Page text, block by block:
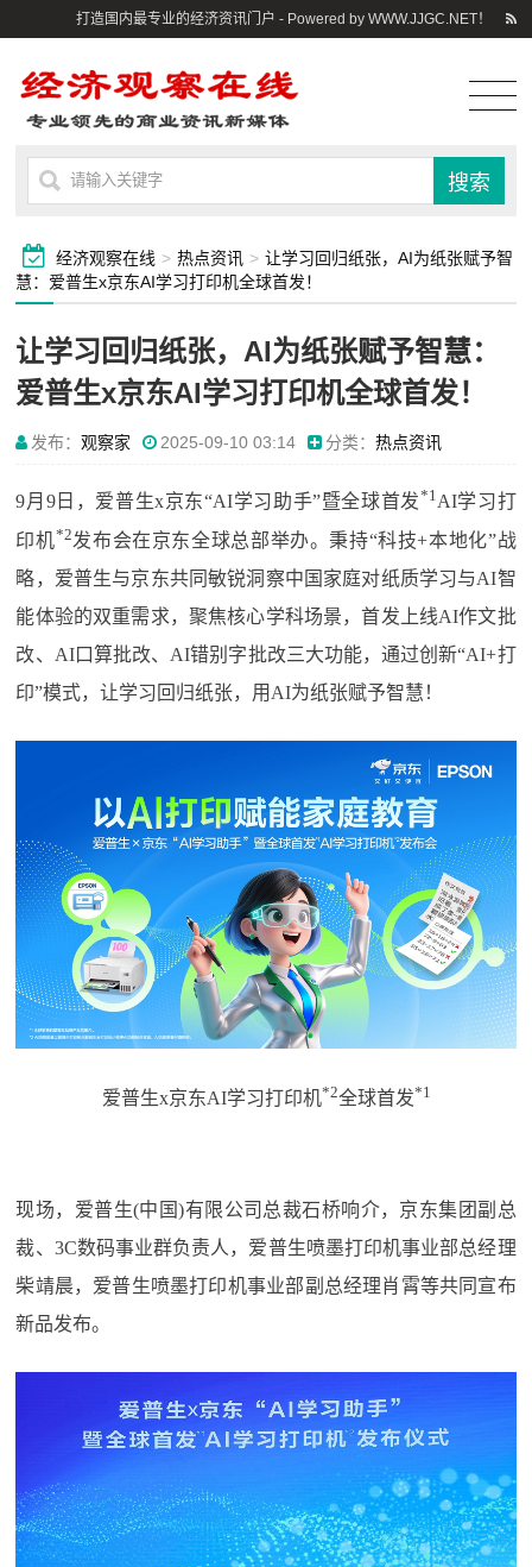
打造国内最专业的经济资讯门户 - Powered by WWW.JJGC.NET！
经济观察在线 > 热点资讯 > 让学习回归纸张，AI为纸张赋予智
慧：爱普生x京东AI学习打印机全球首发！
让学习回归纸张，AI为纸张赋予智慧：
爱普生x京东AI学习打印机全球首发！
发布：观察家 2025-09-10 03:14 分类：热点资讯
9月9日，爱普生x京东“AI学习助手”暨全球首发*1AI学习打
印机*2发布会在京东全球总部举办。秉持“科技+本地化”战
略，爱普生与京东共同敏锐洞察中国家庭对纸质学习与AI智
能体验的双重需求，聚焦核心学科场景，首发上线AI作文批
改、AI口算批改、AI错别字批改三大功能，通过创新“AI+打
印”模式，让学习回归纸张，用AI为纸张赋予智慧！
爱普生x京东AI学习打印机*2全球首发*1
现场，爱普生(中国)有限公司总裁石桥响介，京东集团副总
裁、3C数码事业群负责人，爱普生喷墨打印机事业部总经理
柴靖晨，爱普生喷墨打印机事业部副总经理肖霄等共同宣布
新品发布。